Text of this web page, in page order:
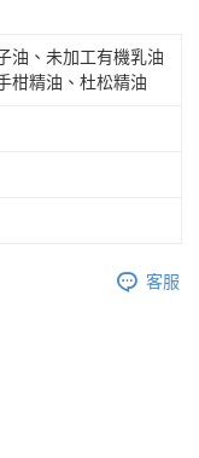
油、未加工有機乳油
柑精油、杜松精油
客服